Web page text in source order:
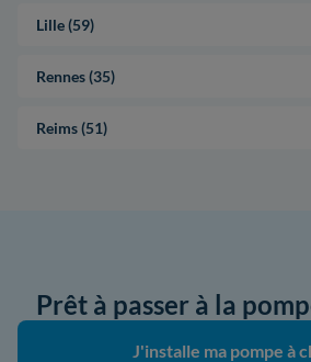
Lille (59)
Rennes (35)
Reims (51)
Prêt à passer à la
J'installe ma pompe à